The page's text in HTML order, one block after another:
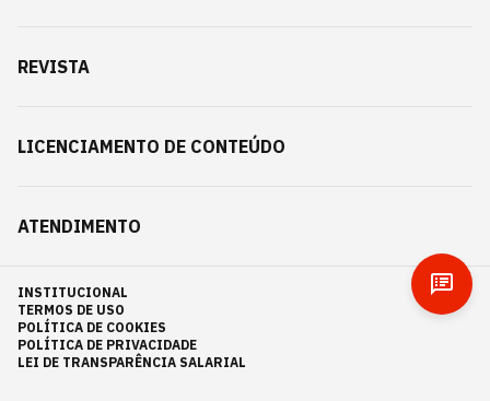
REVISTA
LICENCIAMENTO DE CONTEÚDO
ATENDIMENTO
INSTITUCIONAL
TERMOS DE USO
POLÍTICA DE COOKIES
POLÍTICA DE PRIVACIDADE
LEI DE TRANSPARÊNCIA SALARIAL